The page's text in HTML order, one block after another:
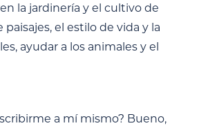
la jardinería y el cultivo de
paisajes, el estilo de vida y la
ayudar a los animales y el
a mí mismo? Bueno,